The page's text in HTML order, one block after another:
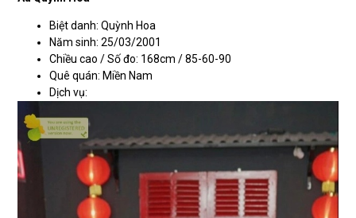
Biệt danh: Quỳnh Hoa
Năm sinh: 25/03/2001
Chiều cao / Số đo: 168cm / 85-60-90
Quê quán: Miền Nam
Dịch vụ: